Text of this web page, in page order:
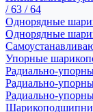
/ 63 / 64
Однорядные
Однорядные
Упорные
Радиально-
Радиально-
Радиально-